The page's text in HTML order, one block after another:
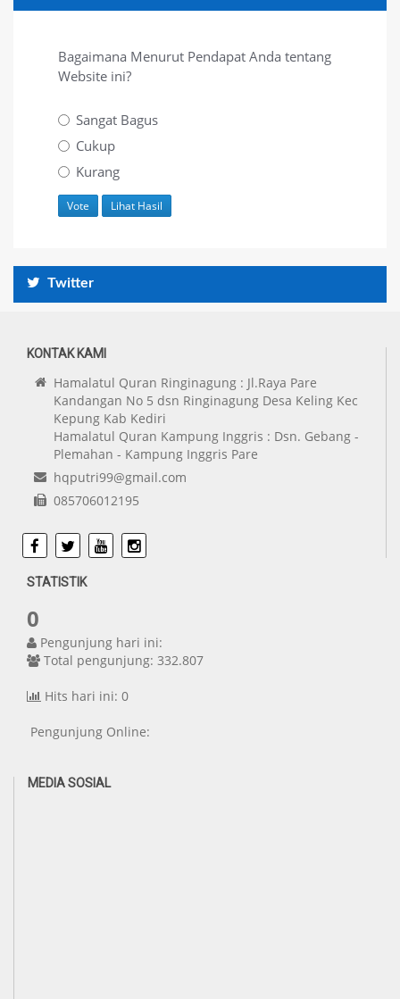
Bagaimana Menurut Pendapat Anda tentang
Website ini?
Sangat Bagus
Cukup
Kurang
Twitter
KONTAK KAMI
Hamalatul Quran Ringinagung : Jl.Raya Pare
Kandangan No 5 dsn Ringinagung Desa Keling Kec
Kepung Kab Kediri
Hamalatul Quran Kampung Inggris : Dsn. Gebang -
Plemahan - Kampung Inggris Pare
hqputri99@gmail.com
085706012195
Facebook
TwitterYoutubeInstagram
STATISTIK
0
Pengunjung hari ini:
Total pengunjung: 332.807
Hits hari ini: 0
Pengunjung Online:
MEDIA SOSIAL